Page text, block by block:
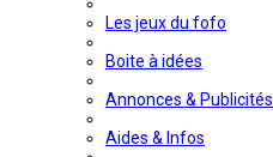
Les jeux du fofo
Boite à idées
Annonces & Publicités
Aides & Infos